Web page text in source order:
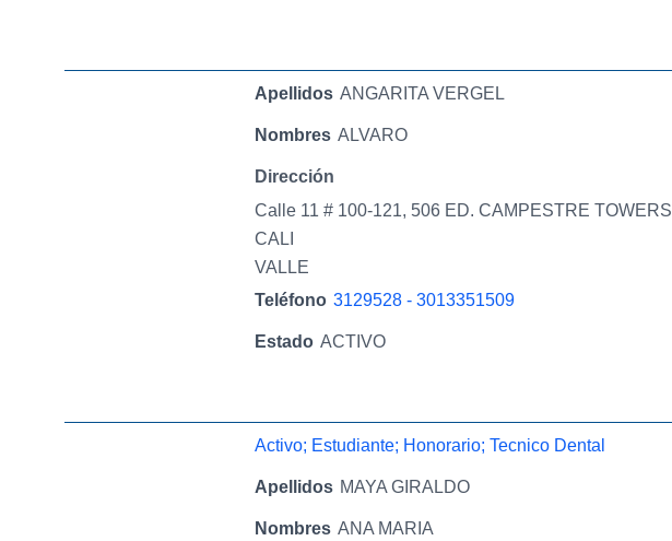
Apellidos ANGARITA VERGEL
Nombres ALVARO
Dirección
Calle 11 # 100-121, 506 ED. CAMPESTRE TOWERS
CALI
VALLE
Teléfono 3129528 - 3013351509
Estado ACTIVO
Activo; Estudiante; Honorario; Tecnico Dental
Apellidos MAYA GIRALDO
Nombres ANA MARIA